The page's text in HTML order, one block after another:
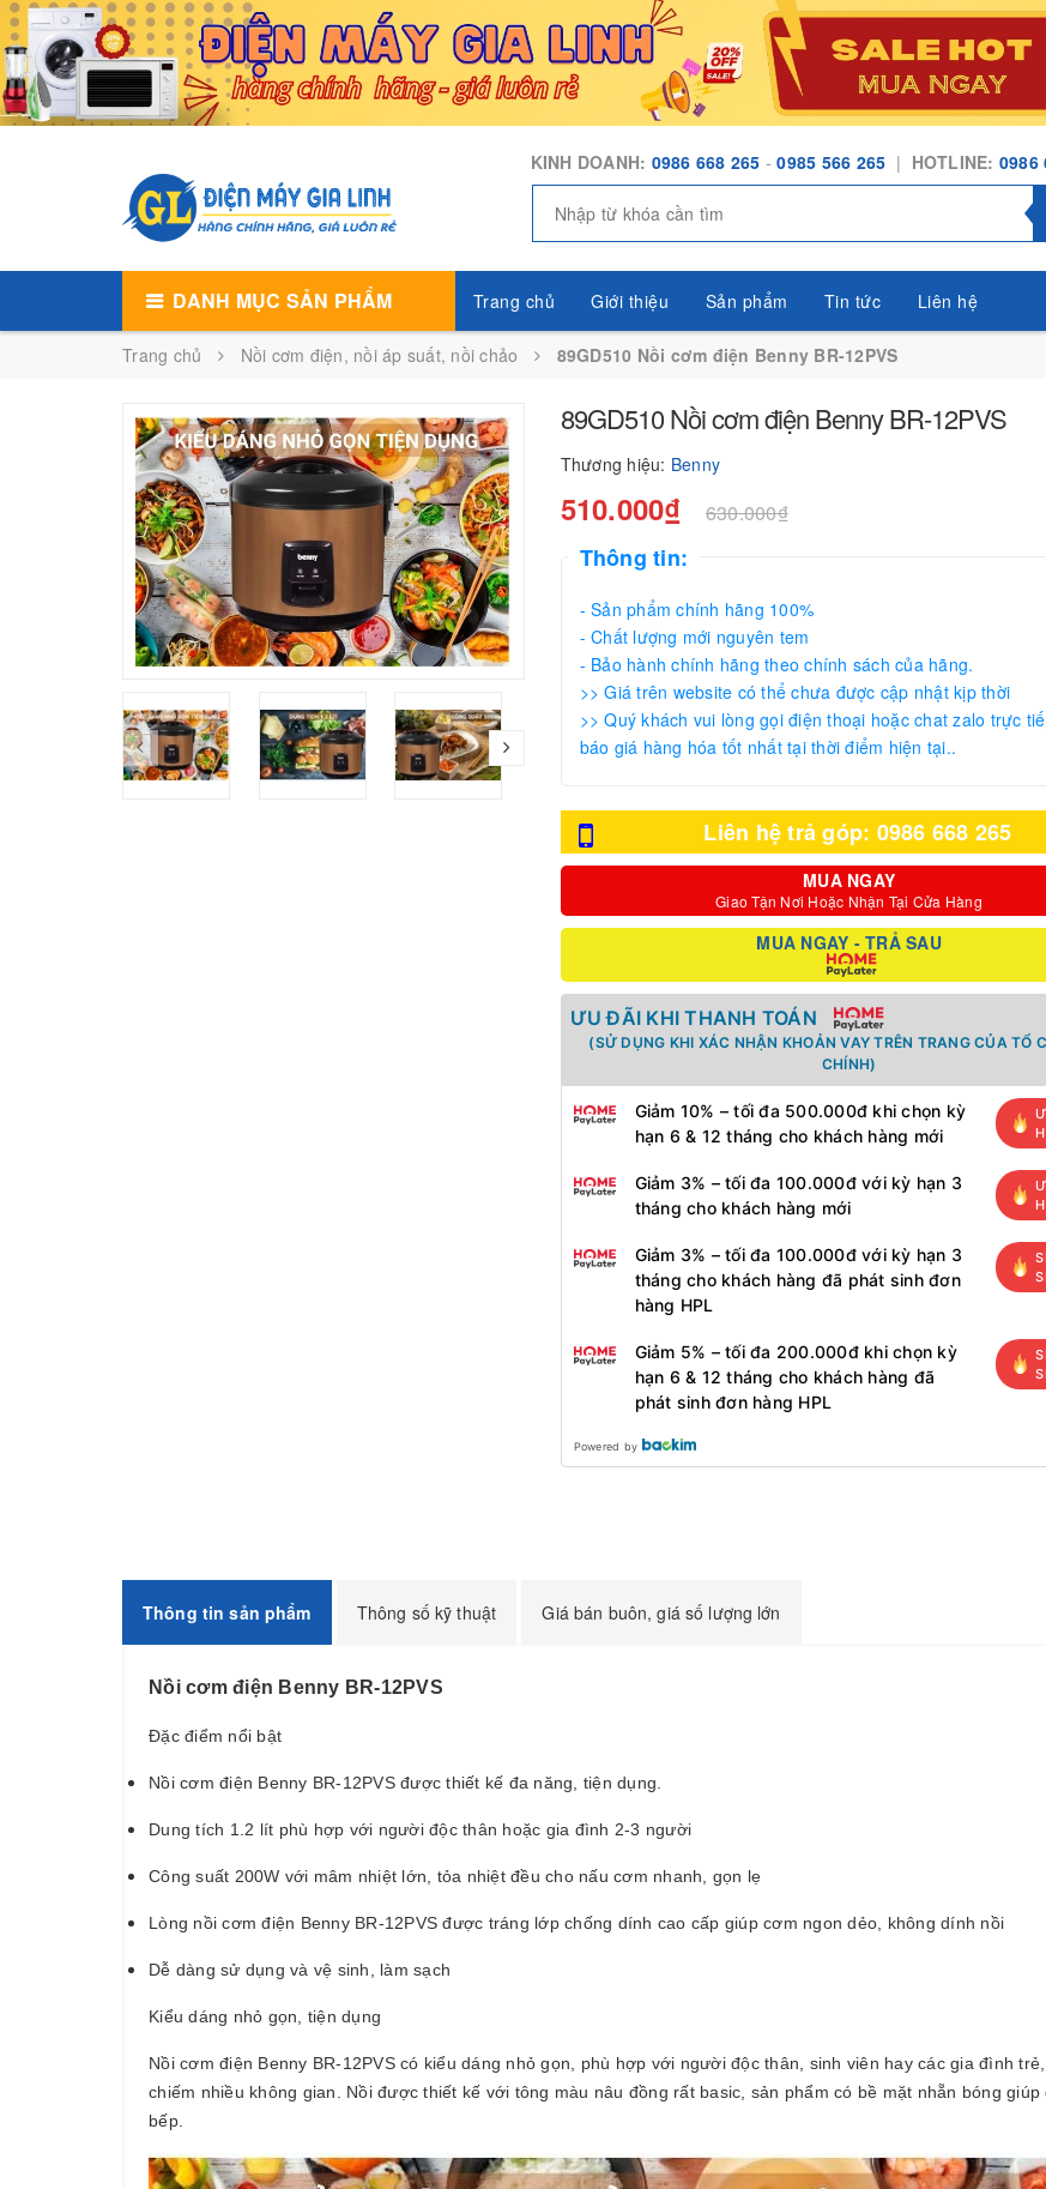
KINH DOANH: 0986 668 265 -0985 566 265 | HOTLINE: 0986
DANH MỤC SẢN PHẨM Trang chủ Giới thiệu Sản phẩm Tin tức Liên hệ
Trang chủ Nồi cơm điện, nồi áp suất, nồi chảo 89GD510 Nồi cơm điện Benny BR-12PVS
89GD510 Nồi cơm điện Benny BR-12PVS
Thương hiệu: Benny
510.000₫ 630.000₫
Thông tin:
- Sản phẩm chính hãng 100%
- Chất lượng mới nguyên tem
- Bảo hành chính hãng theo chính sách của hãng.
>> Giá trên website có thể chưa được cập nhật kịp thời
>> Quý khách vui lòng gọi điện thoại hoặc chat zalo trực
báo giá hàng hóa tốt nhất tại thời điểm hiện tại..
Liên hệ trả góp: 0986 668 265
MUA NGAY
Giao Tận Nơi Hoặc Nhận Tại Cửa Hàng
MUA NGAY - TRẢ SAU
ƯU ĐÃI KHI THANH TOÁN
(SỬ DỤNG KHI XÁC NHẬN KHOẢN VAY TRÊN TRANG CỦA TỔ
CHÍNH)
Giảm 10% – tối đa 500.000đ khi chọn kỳ
hạn 6 & 12 tháng cho khách hàng mới
Giảm 3% – tối đa 100.000đ với kỳ hạn 3
tháng cho khách hàng mới
Giảm 3% – tối đa 100.000đ với kỳ hạn 3
tháng cho khách hàng đã phát sinh đơn
hàng HPL
Giảm 5% – tối đa 200.000đ khi chọn kỳ
hạn 6 & 12 tháng cho khách hàng đã
phát sinh đơn hàng HPL
Powered by
Thông tin sản phẩm Thông số kỹ thuật Giá bán buôn, giá số lượng lớn
Nồi cơm điện Benny BR-12PVS
Đặc điểm nổi bật
Nồi cơm điện Benny BR-12PVS được thiết kế đa năng, tiện dụng.
Dung tích 1.2 lít phù hợp với người độc thân hoặc gia đình 2-3 người
Công suất 200W với mâm nhiệt lớn, tỏa nhiệt đều cho nấu cơm nhanh, gọn lẹ
Lòng nồi cơm điện Benny BR-12PVS được tráng lớp chống dính cao cấp giúp cơm ngon dẻo, không dính nồi
Dễ dàng sử dụng và vệ sinh, làm sạch
Kiểu dáng nhỏ gọn, tiện dụng
Nồi cơm điện Benny BR-12PVS có kiểu dáng nhỏ gọn, phù hợp với người độc thân, sinh viên hay các gia đình
chiếm nhiều không gian. Nồi được thiết kế với tông màu nâu đồng rất basic, sản phẩm có bề mặt nhẵn bóng
bếp.